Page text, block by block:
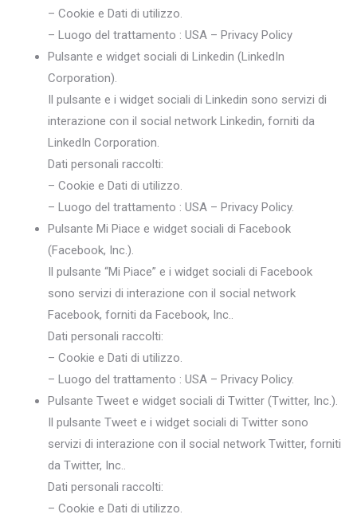
– Cookie e Dati di utilizzo.
– Luogo del trattamento : USA – Privacy Policy
Pulsante e widget sociali di Linkedin (LinkedIn
Corporation).
Il pulsante e i widget sociali di Linkedin sono servizi di
interazione con il social network Linkedin, forniti da
LinkedIn Corporation.
Dati personali raccolti:
– Cookie e Dati di utilizzo.
– Luogo del trattamento : USA – Privacy Policy.
Pulsante Mi Piace e widget sociali di Facebook
(Facebook, Inc.).
Il pulsante “Mi Piace” e i widget sociali di Facebook
sono servizi di interazione con il social network
Facebook, forniti da Facebook, Inc..
Dati personali raccolti:
– Cookie e Dati di utilizzo.
– Luogo del trattamento : USA – Privacy Policy.
Pulsante Tweet e widget sociali di Twitter (Twitter, Inc.).
Il pulsante Tweet e i widget sociali di Twitter sono
servizi di interazione con il social network Twitter, forniti
da Twitter, Inc..
Dati personali raccolti:
– Cookie e Dati di utilizzo.